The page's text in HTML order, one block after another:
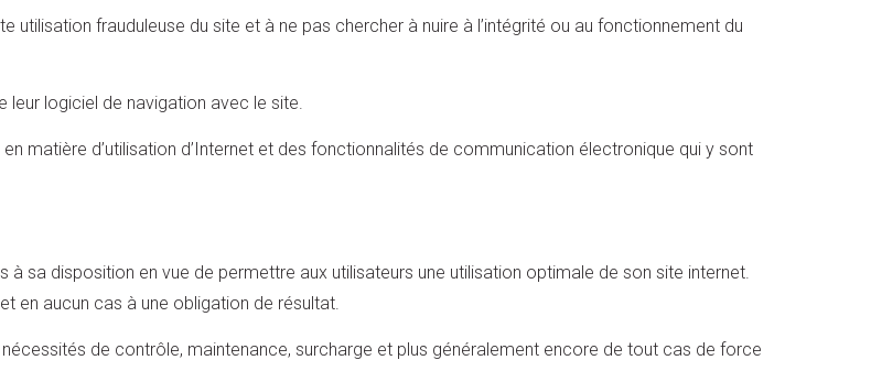
utilisation frauduleuse du site et à ne pas chercher à nuire à l’intégrité ou au fonctionnement du
leur logiciel de navigation avec le site.
matière d’utilisation d’Internet et des fonctionnalités de communication électronique qui y sont
sa disposition en vue de permettre aux utilisateurs une utilisation optimale de son site internet.
en aucun cas à une obligation de résultat.
de contrôle, maintenance, surcharge et plus généralement encore de tout cas de force